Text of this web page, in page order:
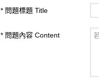
* 問題標題 Title
* 問題內容 Content